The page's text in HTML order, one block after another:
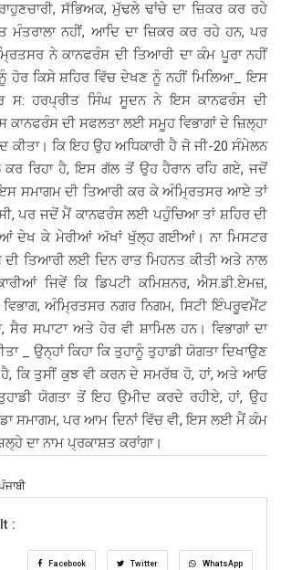
ਸੱਭਿਅਕ, ਮੁੱਢਲੇ ਢਾਂਚੇ ਦਾ ਜ਼ਿਕਰ ਕਰ ਰਹੇ
ਮੰਤਰਾਲਾ ਨਹੀਂ, ਆਦਿ ਦਾ ਜ਼ਿਕਰ ਕਰ ਰਹੇ ਹਨ, ਪਰ
ਨੇ ਕਾਨਫਰੰਸ ਦੀ ਤਿਆਰੀ ਦਾ ਕੰਮ ਪੂਰਾ ਨਹੀਂ
ਨੂੰ ਹੋਰ ਕਿਸੇ ਸ਼ਹਿਰ ਵਿੱਚ ਦੇਖਣ ਨੂੰ ਨਹੀਂ ਮਿਲਿਆ_ ਇਸ
ਸ: ਹਰਪ੍ਰੀਤ ਸਿੰਘ ਸੂਦਨ ਨੇ ਇਸ ਕਾਨਫਰੰਸ ਦੀ
ਦੀ ਸਫਲਤਾ ਲਈ ਸਮੂਹ ਵਿਭਾਗਾਂ ਦੇ ਜ਼ਿਲ੍ਹਾ
ਕੀਤਾ। ਕਿ ਇਹ ਉਹ ਅਧਿਕਾਰੀ ਹੈ ਜੋ ਜੀ-20 ਸੰਮੇਲਨ
ਰਿਹਾ ਹੈ, ਇਸ ਗੱਲ ਤੋਂ ਉਹ ਹੈਰਾਨ ਰਹਿ ਗਏ, ਜਦੋਂ
ਸਮਾਗਮ ਦੀ ਤਿਆਰੀ ਕਰ ਕੇ ਅੰਮ੍ਰਿਤਸਰ ਆਏ ਤਾਂ
ਪਰ ਜਦੋਂ ਮੈਂ ਕਾਨਫਰੰਸ ਲਈ ਪਹੁੰਚਿਆ ਤਾਂ ਸ਼ਹਿਰ ਦੀ
ਦੇਖ ਕੇ ਮੇਰੀਆਂ ਅੱਖਾਂ ਖੁੱਲ੍ਹ ਗਈਆਂ। ਨਾ ਮਿਸਟਰ
ਤਿਆਰੀ ਲਈ ਦਿਨ ਰਾਤ ਮਿਹਨਤ ਕੀਤੀ ਅਤੇ ਨਾਲ
ਜਿਵੇਂ ਕਿ ਡਿਪਟੀ ਕਮਿਸ਼ਨਰ, ਐਸ.ਡੀ.ਏਮਜ਼,
ਅੰਮ੍ਰਿਤਸਰ ਨਗਰ ਨਿਗਮ, ਸਿਟੀ ਇੰਪਰੂਵਮੈਂਟ
ਸਪਾਟਾ ਅਤੇ ਹੋਰ ਵੀ ਸ਼ਾਮਿਲ ਹਨ। ਵਿਭਾਗਾਂ ਦਾ
_ ਉਨ੍ਹਾਂ ਕਿਹਾ ਕਿ ਤੁਹਾਨੂੰ ਤੁਹਾਡੀ ਯੋਗਤਾ ਦਿਖਾਉਣ
ਕਿ ਤੁਸੀਂ ਕੁਝ ਵੀ ਕਰਨ ਦੇ ਸਮਰੱਥ ਹੋ, ਹਾਂ, ਅਤੇ ਆਓ
ਯੋਗਤਾ ਤੋਂ ਇਹ ਉਮੀਦ ਕਰਦੇ ਰਹੀਏ, ਹਾਂ, ਉਹ
ਸਮਾਗਮ, ਪਰ ਆਮ ਦਿਨਾਂ ਵਿੱਚ ਵੀ, ਇਸ ਲਈ ਮੈਂ ਕੰਮ
ਦਾ ਨਾਮ ਪ੍ਰਕਾਸ਼ਤ ਕਰਾਂਗਾ।
:
Facebook Twitter WhatsApp